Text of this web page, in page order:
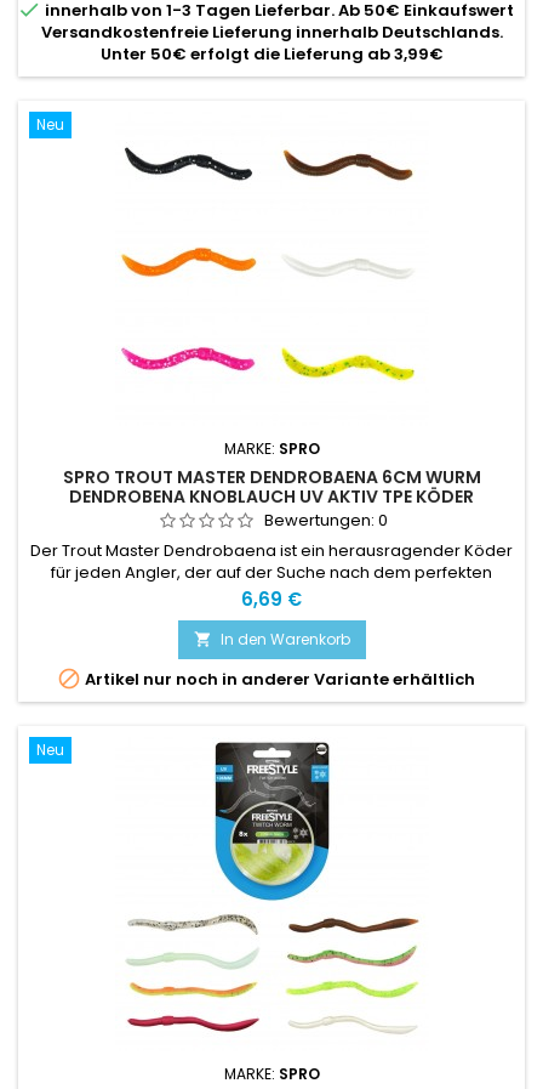
 innerhalb von 1-3 Tagen Lieferbar. Ab 50€ Einkaufswert
Versandkostenfreie Lieferung innerhalb Deutschlands.
Unter 50€ erfolgt die Lieferung ab 3,99€
Neu
MARKE: SPRO
SPRO TROUT MASTER DENDROBAENA 6CM WURM
DENDROBENA KNOBLAUCH UV AKTIV TPE KÖDER
Bewertungen: 0
Der Trout Master Dendrobaena ist ein herausragender Köder
für jeden Angler, der auf der Suche nach dem perfekten
Wurmimitat ist.
Preis
6,69 €
 In den Warenkorb
 Artikel nur noch in anderer Variante erhältlich
Neu
MARKE: SPRO